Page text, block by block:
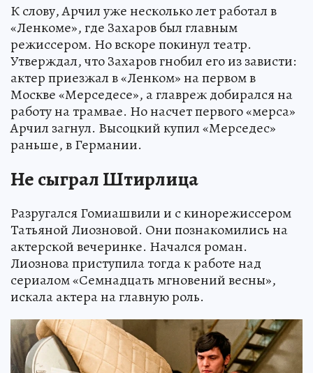
К слову, Арчил уже несколько лет работал в
«Ленкоме», где Захаров был главным
режиссером. Но вскоре покинул театр.
Утверждал, что Захаров гнобил его из зависти:
актер приезжал в «Ленком» на первом в
Москве «Мерседесе», а главреж добирался на
работу на трамвае. Но насчет первого «мерса»
Арчил загнул. Высоцкий купил «Мерседес»
раньше, в Германии.
Не сыграл Штирлица
Разругался Гомиашвили и с кинорежиссером
Татьяной Лиозновой. Они познакомились на
актерской вечеринке. Начался роман.
Лиознова приступила тогда к работе над
сериалом «Семнадцать мгновений весны»,
искала актера на главную роль.